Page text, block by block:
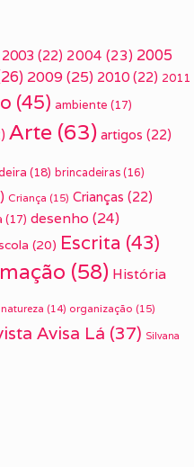
2003 (22) 2004 (23) 2005
2009(25) 2010 (22) 2011
(45) ambiente (17)
Arte (63) artigos (22)
(18) brincadeiras (16)
Criança (15) Crianças (22)
(17) desenho (24)
(20) Escrita (43)
(58) História
natureza (14) organização (15)
Avisa Lá (37) Silvana